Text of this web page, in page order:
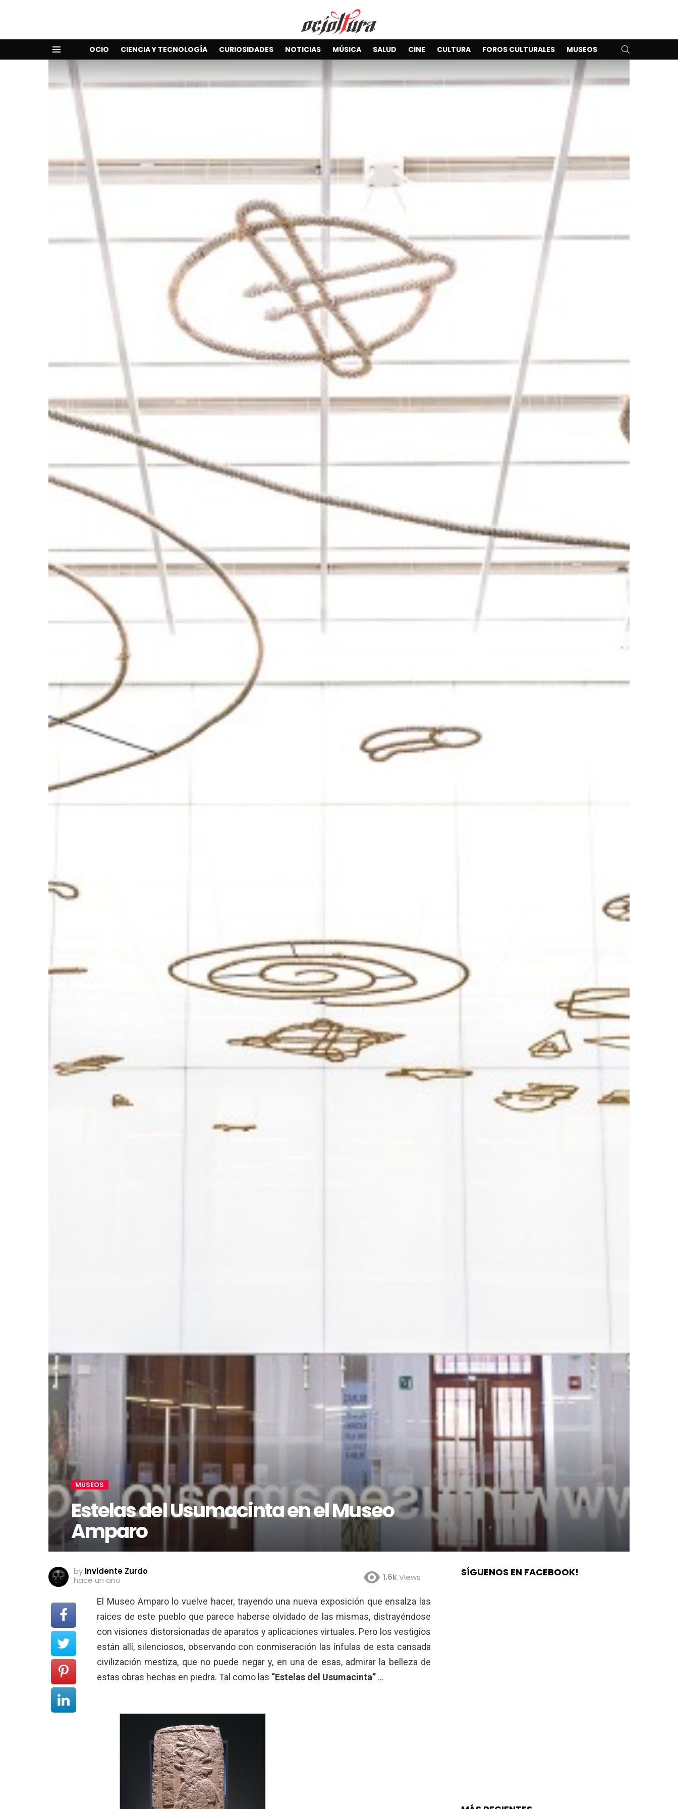
OCIO CIENCIA Y TECNOLOGÍA CURIOSIDADES NOTICIAS MÚSICA SALUD CINE CULTURA FOROS CULTURALES MUSEOS
MUSEOS
Estelas del Usumacinta en el Museo
Amparo
by Invidente Zurdo
hace un año
1.6kViews
El Museo Amparo lo vuelve hacer, trayendo una nueva exposición que ensalza las
raíces de este pueblo que parece haberse olvidado de las mismas, distrayéndose
con visiones distorsionadas de aparatos y aplicaciones virtuales. Pero los vestigios
están allí, silenciosos, observando con conmiseración las ínfulas de esta cansada
civilización mestiza, que no puede negar y, en una de esas, admirar la belleza de
estas obras hechas en piedra. Tal como las “Estelas del Usumacinta” …
SÍGUENOS EN FACEBOOK!